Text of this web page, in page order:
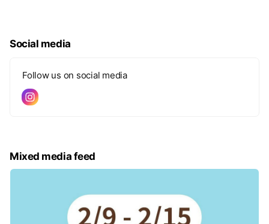
Social media
Follow us on social media
Mixed media feed